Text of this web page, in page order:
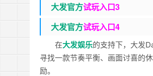
大发官方试玩入口3
大发官方试玩入口4
在大发娱乐的支持下，大发
寻找一款节奏平衡、画面讨喜的
励。